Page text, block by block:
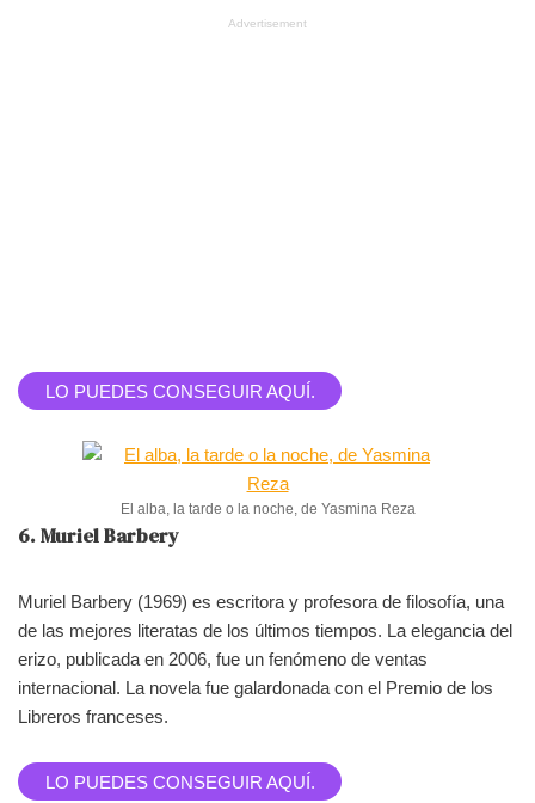
Advertisement
LO PUEDES CONSEGUIR AQUÍ.
El alba, la tarde o la noche, de Yasmina Reza
6. Muriel Barbery
Muriel Barbery (1969) es escritora y profesora de filosofía, una
de las mejores literatas de los últimos tiempos. La elegancia del
erizo, publicada en 2006, fue un fenómeno de ventas
internacional. La novela fue galardonada con el Premio de los
Libreros franceses.
LO PUEDES CONSEGUIR AQUÍ.